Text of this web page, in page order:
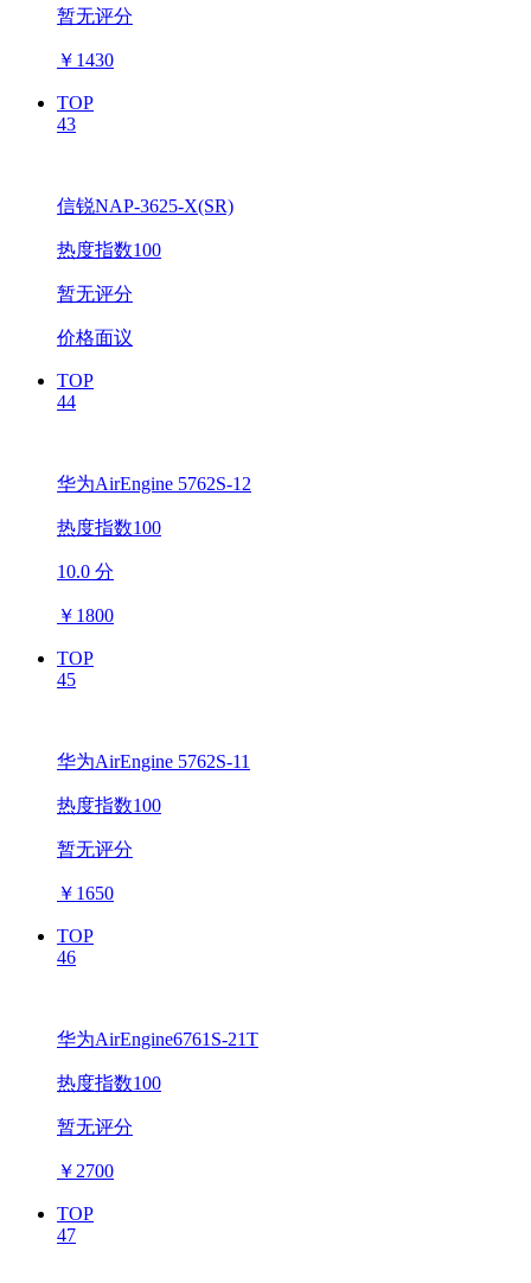
暂无评分
￥ 1430
TOP
43
信锐NAP-3625-X(SR)
热度指数100
暂无评分
价格面议
TOP
44
华为AirEngine 5762S-12
热度指数100
10.0 分
￥ 1800
TOP
45
华为AirEngine 5762S-11
热度指数100
暂无评分
￥ 1650
TOP
46
华为AirEngine6761S-21T
热度指数100
暂无评分
￥ 2700
TOP
47